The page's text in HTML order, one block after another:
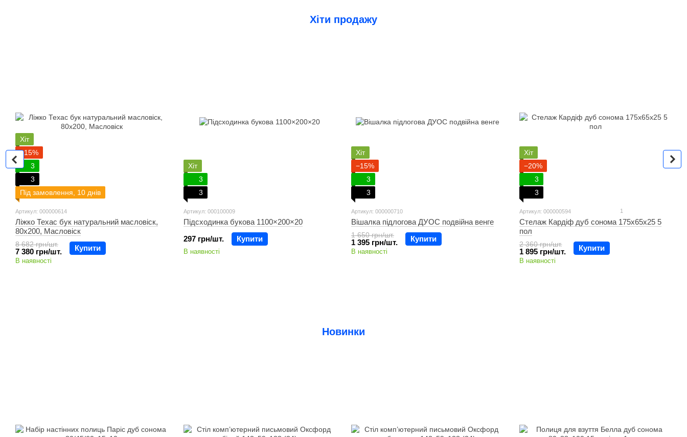
Хіти продажу
Хіт
−15%
3
3
Під замовлення, 10 днів
Артикул: 000000614
Ліжко Техас бук натуральний масловіск,
80х200, Масловіск
8 682 грн/шт.
7 380 грн/шт. Купити
В наявності
Хіт
3
3
Артикул: 000100009
Підсходинка букова 1100×200×20
297 грн/шт.
Купити
В наявності
Хіт
−15%
3
3
Артикул: 000000710
Вішалка підлогова ДУОС подвійна венге
1 650 грн/шт.
1 395 грн/шт. Купити
В наявності
Хіт
−20%
3
3
Артикул: 000000594 1
Стелаж Кардіф дуб сонома 175х65х25 5
пол
2 360 грн/шт.
1 895 грн/шт. Купити
В наявності
Новинки